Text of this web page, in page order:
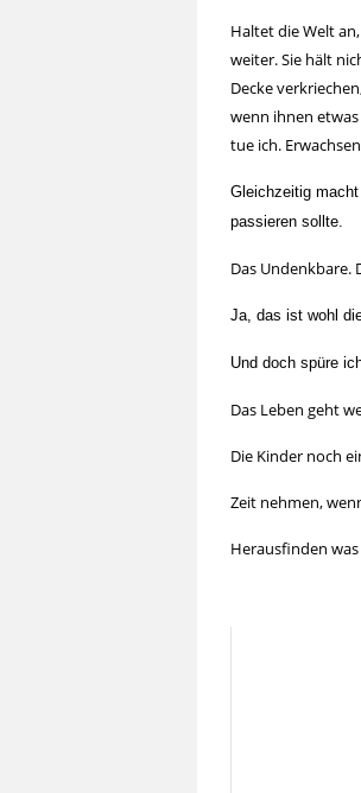
Haltet die Welt
weiter. Sie hält
Decke
wenn ihnen
tue ich.
Gleichzeitig
passieren sollte.
Das Undenkbare.
Ja, das ist wohl
Und doch spüre
Das Leben geht
Die Kinder noch
Zeit nehmen,
Herausfinden